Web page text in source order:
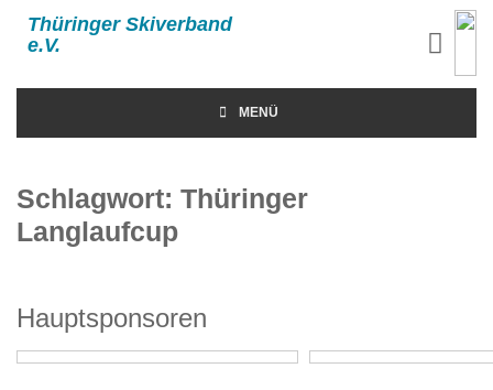
Thüringer Skiverband
e.V.
MENÜ
Schlagwort: Thüringer
Langlaufcup
Hauptsponsoren